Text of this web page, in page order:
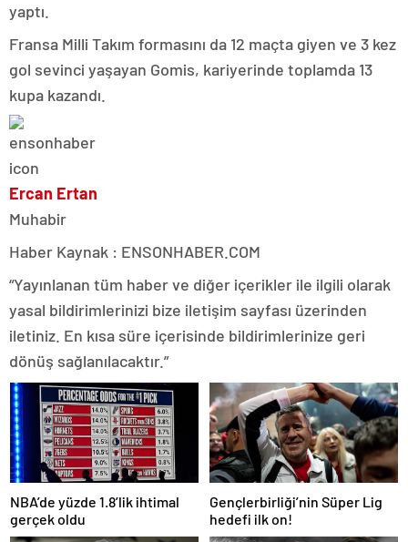
yaptı.
Fransa Milli Takım formasını da 12 maçta giyen ve 3 kez
gol sevinci yaşayan Gomis, kariyerinde toplamda 13
kupa kazandı.
Ercan Ertan
Muhabir
Haber Kaynak : ENSONHABER.COM
“Yayınlanan tüm haber ve diğer içerikler ile ilgili olarak
yasal bildirimlerinizi bize iletişim sayfası üzerinden
iletiniz. En kısa süre içerisinde bildirimlerinize geri
dönüş sağlanılacaktır.”
NBA’de yüzde 1.8’lik ihtimal
gerçek oldu
Gençlerbirliği’nin Süper Lig
hedefi ilk on!